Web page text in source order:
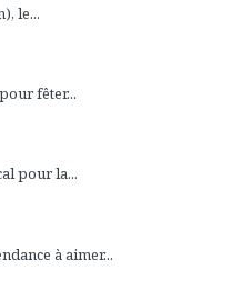
le...
fêter...
pour la...
à aimer...